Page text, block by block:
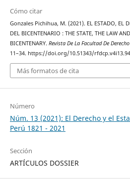
Cómo citar
Gonzales Pichihua, M. (2021). EL ESTADO, EL
DEL BICENTENARIO : THE STATE, THE LAW
BICENTENARY. Revista De La Facultad De
11–34. https://doi.org/10.51343/
Más formatos de cita
Número
Núm. 13 (2021): El Derecho y el
Perú 1821 - 2021
Sección
ARTÍCULOS DOSSIER